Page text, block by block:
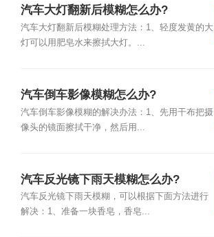
汽车大灯翻新后模糊怎么办?
汽车大灯翻新后模糊处理方法：1、轻度发黄的大
灯可以用肥皂水来擦拭大灯。...
汽车倒车影像模糊怎么办?
汽车倒车影像模糊的解决办法：1、先用干布把摄
像头的镜面擦拭干净，然后用...
汽车反光镜下雨天模糊怎么办?
汽车反光镜下雨天模糊，可以根据下面方法进行
解决：1、准备一块香皂，香皂...